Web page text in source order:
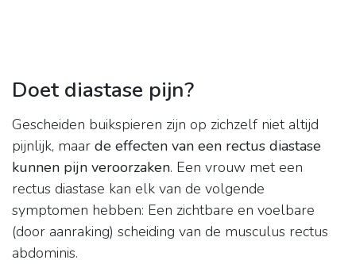
Doet diastase pijn?
Gescheiden buikspieren zijn op zichzelf niet altijd
pijnlijk, maar de effecten van een rectus diastase
kunnen pijn veroorzaken. Een vrouw met een
rectus diastase kan elk van de volgende
symptomen hebben: Een zichtbare en voelbare
(door aanraking) scheiding van de musculus rectus
abdominis.